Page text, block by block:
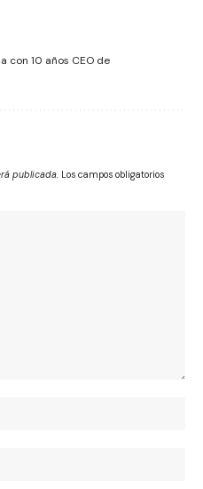
con 10 años CEO de
publicada. Los campos obligatorios